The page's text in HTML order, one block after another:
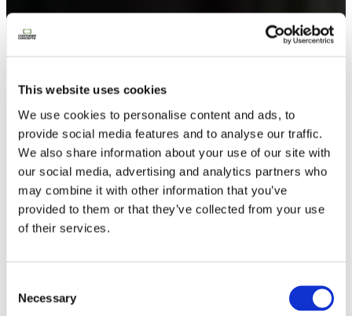
This website uses cookies
We use cookies to personalise content and ads, to
provide social media features and to analyse our traffic.
We also share information about your use of our site with
our social media, advertising and analytics partners who
may combine it with other information that you’ve
provided to them or that they’ve collected from your use
of their services.
Selection
Necessary
Aanvraag brochure